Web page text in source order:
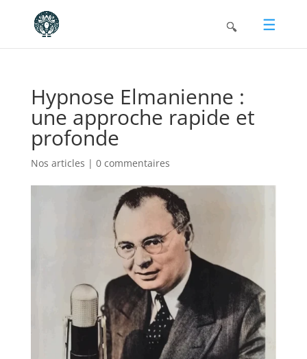
Hypnose Elmanienne :
une approche rapide et
profonde
Nos articles | 0 commentaires